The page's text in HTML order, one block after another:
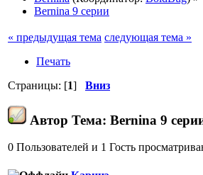
Bernina 9 серии
« предыдущая тема следующая тема »
Печать
Страницы: [1] Вниз
Автор Тема: Bernina 9
0 Пользователей и 1 Гость